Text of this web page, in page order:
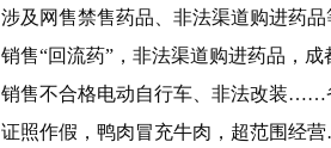
涉及网售禁售药品、非法渠道购进药品等 成都3
销售“回流药”，非法渠道购进药品，成都6家零售
销售不合格电动自行车、非法改装……省市场监管局公
证照作假，鸭肉冒充牛肉，超范围经营……成都又一